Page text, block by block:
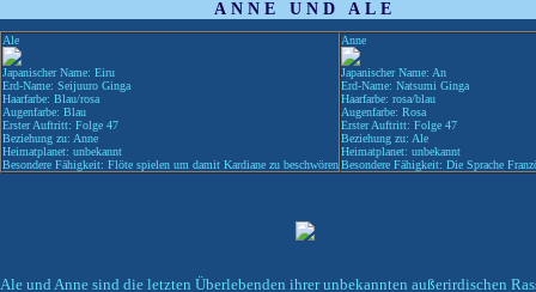
ANNE UND ALE
Ale
Japanischer Name: Eiru
Erd-Name: Seijuuro Ginga
Haarfarbe: Blau/rosa
Augenfarbe: Blau
Erster Auftritt: Folge 47
Beziehung zu: Anne
Heimatplanet: unbekannt
Besondere Fähigkeit: Flöte spielen um damit Kardiane zu beschwören
Anne
Japanischer Name: An
Erd-Name: Natsumi Ginga
Haarfarbe: rosa/blau
Augenfarbe: Rosa
Erster Auftritt: Folge 47
Beziehung zu: Ale
Heimatplanet: unbekannt
Besondere Fähigkeit: Die Sprache
Ale und Anne sind die letzten Überlebenden ihrer unbekannten außerirdischen